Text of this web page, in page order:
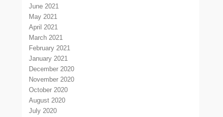
June 2021
May 2021
April 2021
March 2021
February 2021
January 2021
December 2020
November 2020
October 2020
August 2020
July 2020